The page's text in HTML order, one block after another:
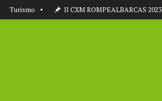
Turismo II CXM ROMPEALBARCAS 2023